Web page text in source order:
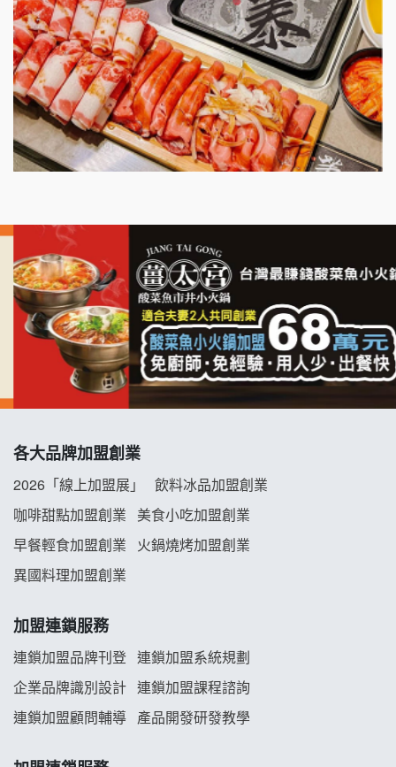
漫步藍咖啡加盟說明會
明石章魚燒加盟說明會
出櫃加盟說明會
千香漢堡加盟說明會
拉亞漢堡加盟說明會
杜芳子古味茶鋪加盟說明會
優握握×酸奶大獅加盟說明會
冬城門加盟說明會
龍涎居好湯加盟說明會
舒油頭加盟說明會
義氣豐發雞加盟說明會
Mr.Wish加盟說明會
各大品牌加盟創業
2026「線上加盟展」
飲料冰品加盟創業
咖啡甜點加盟創業
美食小吃加盟創業
早餐輕食加盟創業
火鍋燒烤加盟創業
異國料理加盟創業
加盟連鎖服務
連鎖加盟品牌刊登 連鎖加盟系統規劃
企業品牌識別設計 連鎖加盟課程諮詢
連鎖加盟顧問輔導 產品開發研發教學